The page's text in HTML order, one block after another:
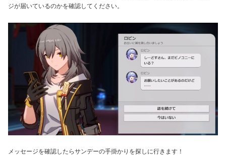
ジが届いているのかを確認してください。
メッセージを確認したらサンデーの手掛かりを探しに行きます！